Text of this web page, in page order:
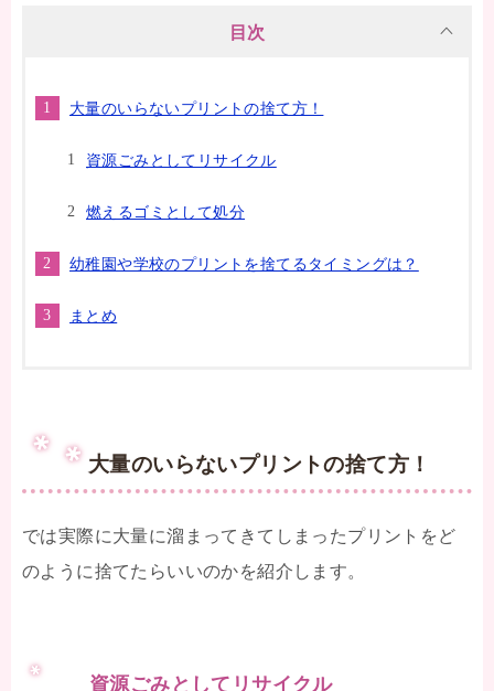
目次
大量のいらないプリントの捨て方！
資源ごみとしてリサイクル
燃えるゴミとして処分
幼稚園や学校のプリントを捨てるタイミングは？
まとめ
大量のいらないプリントの捨て方！
では実際に大量に溜まってきてしまったプリントをど
のように捨てたらいいのかを紹介します。
資源ごみとしてリサイクル